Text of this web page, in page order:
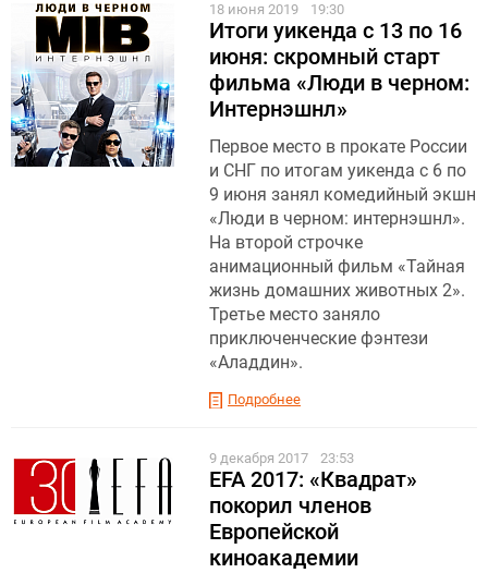
18 июня 2019 19:30
Итоги уикенда с 13 по 16
июня: скромный старт
фильма «Люди в черном:
Интернэшнл»
Первое место в прокате России
и СНГ по итогам уикенда с 6 по
9 июня занял комедийный экшн
«Люди в черном: интернэшнл».
На второй строчке
анимационный фильм «Тайная
жизнь домашних животных 2».
Третье место заняло
приключенческие фэнтези
«Аладдин».
Подробнее
9 декабря 2017 23:53
EFA 2017: «Квадрат»
покорил членов
Европейской
киноакадемии